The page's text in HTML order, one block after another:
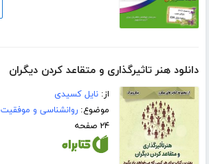
دانلود هنر تاثیرگذاری و متقاعد کردن دیگران
از:نایل کسیدی
موضوع:روانشناسی و موفقیت
۲۴ صفحه